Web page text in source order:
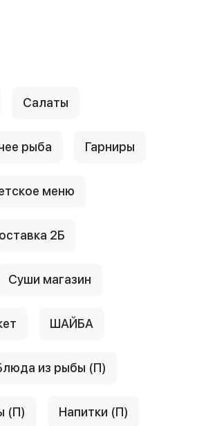
Салаты
рыба Гарниры
меню
2Б
Суши магазин
ШАЙБА
из рыбы (П)
(П) Напитки (П)